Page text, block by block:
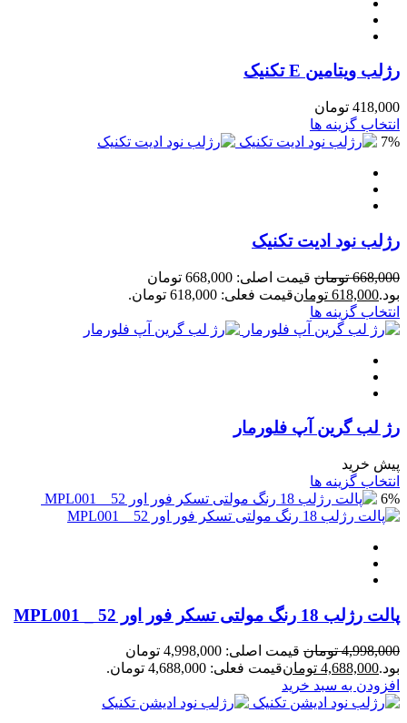
رژلب ویتامین E تکنیک
418,000 تومان
انتخاب گزینه ها
7%
رژلب نود ادیت تکنیک
668,000 تومان
قیمت اصلی: 668,000 تومان
بود.618,000 تومانقیمت فعلی: 618,000 تومان.
انتخاب گزینه ها
رژ لب گرین آپ فلورمار
پیش خرید
انتخاب گزینه ها
6%
پالت رژلب 18 رنگ مولتی تسکر فور اور 52 _ MPL001
4,998,000 تومان
قیمت اصلی: 4,998,000 تومان
بود.4,688,000 تومانقیمت فعلی: 4,688,000 تومان.
افزودن به سبد خرید